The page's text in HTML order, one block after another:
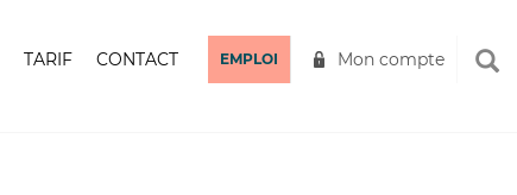
TARIF CONTACT EMPLOI Mon compte